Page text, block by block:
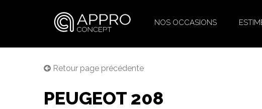
NOS OCCASIONS
Retour page précédente
PEUGEOT 208